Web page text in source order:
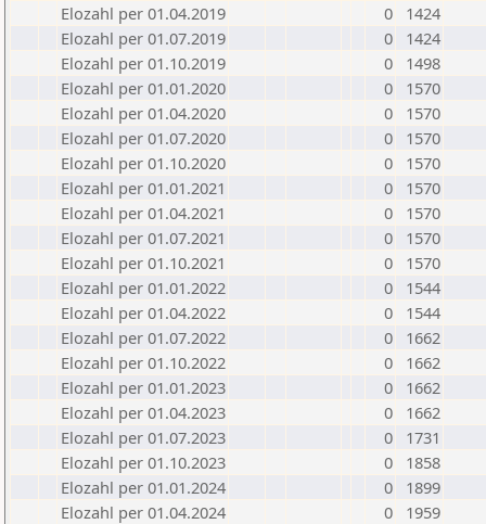
Elozahl per 01.04.2019
0
1424
Elozahl per 01.07.2019
0
1424
Elozahl per 01.10.2019
0
1498
Elozahl per 01.01.2020
0
1570
Elozahl per 01.04.2020
0
1570
Elozahl per 01.07.2020
0
1570
Elozahl per 01.10.2020
0
1570
Elozahl per 01.01.2021
0
1570
Elozahl per 01.04.2021
0
1570
Elozahl per 01.07.2021
0
1570
Elozahl per 01.10.2021
0
1570
Elozahl per 01.01.2022
0
1544
Elozahl per 01.04.2022
0
1544
Elozahl per 01.07.2022
0
1662
Elozahl per 01.10.2022
0
1662
Elozahl per 01.01.2023
0
1662
Elozahl per 01.04.2023
0
1662
Elozahl per 01.07.2023
0
1731
Elozahl per 01.10.2023
0
1858
Elozahl per 01.01.2024
0
1899
Elozahl per 01.04.2024
0
1959